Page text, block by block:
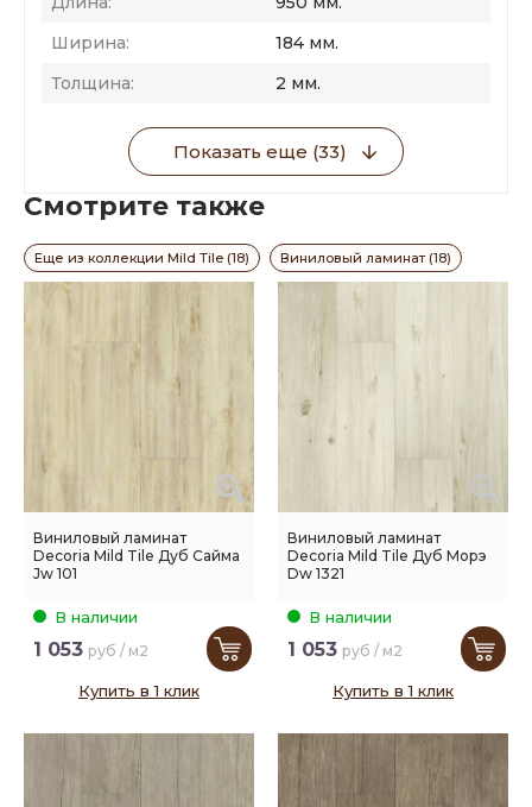
Ширина:
184 мм.
Толщина:
2 мм.
Показать еще (33)
Смотрите также
Еще из коллекции Mild Tile (18) Виниловый ламинат (18)
Виниловый ламинат
Decoria Mild Tile Дуб Сайма
Jw 101
В наличии
1 053 руб / м2
Купить в 1 клик
Виниловый ламинат
Decoria Mild Tile Дуб Морэ
Dw 1321
В наличии
1 053 руб / м2
Купить в 1 клик